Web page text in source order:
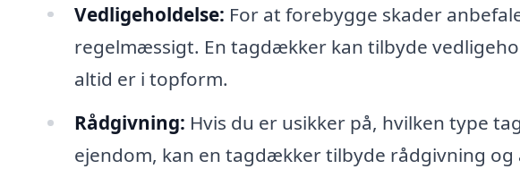
Vedligeholdelse: For at forebygge skader
regelmæssigt. En tagdækker kan tilbyde
altid er i topform.
Rådgivning: Hvis du er usikker på, hvilken type
ejendom, kan en tagdækker tilbyde rådgivning og